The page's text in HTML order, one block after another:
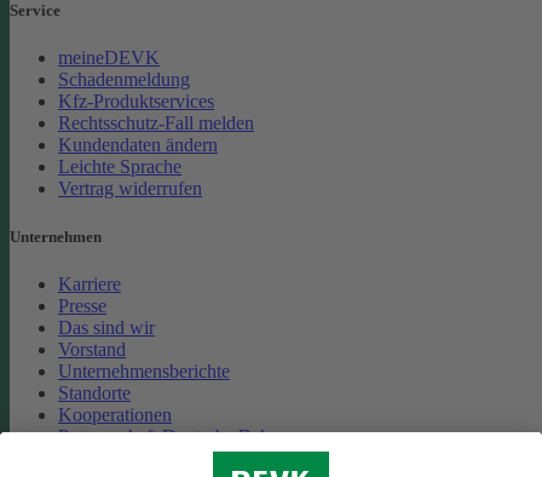
Service
meineDEVK
Schadenmeldung
Kfz-Produktservices
Rechtsschutz-Fall melden
Kundendaten ändern
Leichte Sprache
Vertrag widerrufen
Unternehmen
Karriere
Presse
Das sind wir
Vorstand
Unternehmensberichte
Standorte
Kooperationen
Partnerschaft Deutsche Bahn